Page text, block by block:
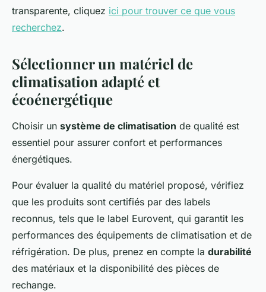
transparente, cliquez ici pour trouver ce que vous
recherchez.
Sélectionner un matériel de
climatisation adapté et
écoénergétique
Choisir un système de climatisation de qualité est
essentiel pour assurer confort et performances
énergétiques.
Pour évaluer la qualité du matériel proposé, vérifiez
que les produits sont certifiés par des labels
reconnus, tels que le label Eurovent, qui garantit les
performances des équipements de climatisation et de
réfrigération. De plus, prenez en compte la durabilité
des matériaux et la disponibilité des pièces de
rechange.